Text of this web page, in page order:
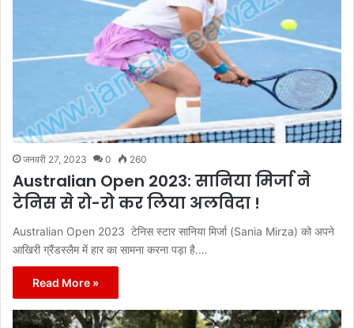
जनवरी 27, 2023 0 260
Australian Open 2023: सानिया मिर्जा ने
टेनिस से रो-रो कर लिया अलविदा !
Australian Open 2023 टेनिस स्‍टार सानिया मिर्जा (Sania Mirza) को अपने
आखिरी ग्रैंडस्लैम में हार का सामना करना पड़ा है.…
Read More »